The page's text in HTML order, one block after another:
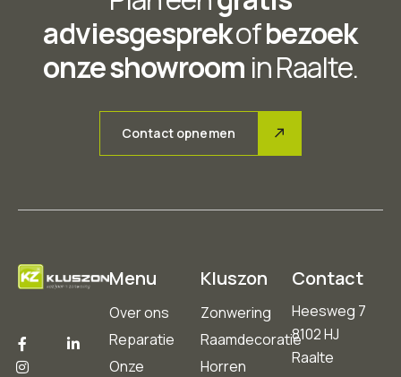
adviesgesprekofbezoek
onze showroom in Raalte.
Contact opnemen
Menu
Over ons
Reparatie
Onze
Kluszon
Zonwering
Raamdecoratie
Horren
Contact
Heesweg 7
8102 HJ
Raalte